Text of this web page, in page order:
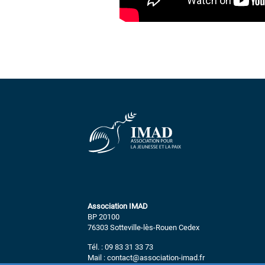
Association IMAD
BP 20100
76303 Sotteville-lès-Rouen Cedex
Tél. : 09 83 31 33 73
Mail : contact@association-imad.fr